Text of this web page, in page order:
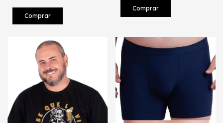
Comprar
Comprar